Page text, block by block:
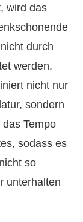
wird das
durch
werden.
nicht nur
sondern
Tempo
sodass es
so
unterhalten